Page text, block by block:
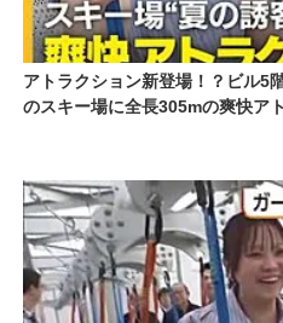
アトラクション新登場！？ビル5
のスキー場に全長305mの爽快ア